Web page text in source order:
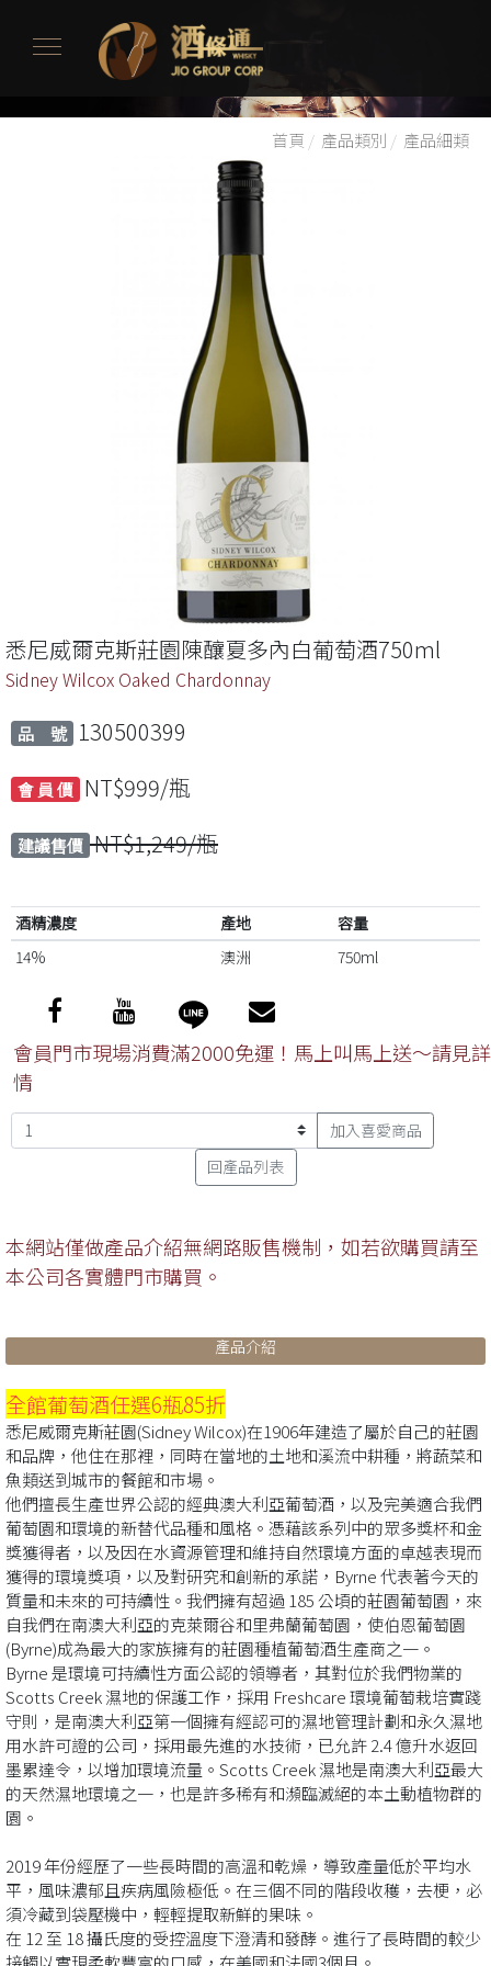
首頁 / 產品類別 / 產品細類
悉尼威爾克斯莊園陳釀夏多內白葡萄酒750ml
Sidney Wilcox Oaked Chardonnay
品 號 130500399
會 員 價 NT$999/瓶
建議售價 NT$1,249/瓶
酒精濃度 產地
容量
14%
澳洲 750ml
會員門市現場消費滿2000免運！馬上叫馬上送～請見詳
情
加入喜愛商品
回產品列表
本網站僅做產品介紹無網路販售機制，如若欲購買請至
本公司各實體門市購買。
產品介紹
全館葡萄酒任選6瓶85折
悉尼威爾克斯莊園(Sidney Wilcox)在1906年建造了屬於自己的莊園
和品牌，他住在那裡，同時在當地的土地和溪流中耕種，將蔬菜和
魚類送到城市的餐館和市場。
他們擅長生產世界公認的經典澳大利亞葡萄酒，以及完美適合我們
葡萄園和環境的新替代品種和風格。憑藉該系列中的眾多獎杯和金
獎獲得者，以及因在水資源管理和維持自然環境方面的卓越表現而
獲得的環境獎項，以及對研究和創新的承諾，Byrne 代表著今天的
質量和未來的可持續性。我們擁有超過 185 公頃的莊園葡萄園，來
自我們在南澳大利亞的克萊爾谷和里弗蘭葡萄園，使伯恩葡萄園
(Byrne)成為最大的家族擁有的莊園種植葡萄酒生產商之一。
Byrne 是環境可持續性方面公認的領導者，其對位於我們物業的
Scotts Creek 濕地的保護工作，採用 Freshcare 環境葡萄栽培實踐
守則，是南澳大利亞第一個擁有經認可的濕地管理計劃和永久濕地
用水許可證的公司，採用最先進的水技術，已允許 2.4 億升水返回
墨累達令，以增加環境流量。Scotts Creek 濕地是南澳大利亞最大
的天然濕地環境之一，也是許多稀有和瀕臨滅絕的本土動植物群的
園。
2019 年份經歷了一些長時間的高溫和乾燥，導致產量低於平均水
平，風味濃郁且疾病風險極低。在三個不同的階段收穫，去梗，必
須冷藏到袋壓機中，輕輕提取新鮮的果味。
在 12 至 18 攝氏度的受控溫度下澄清和發酵。進行了長時間的較少